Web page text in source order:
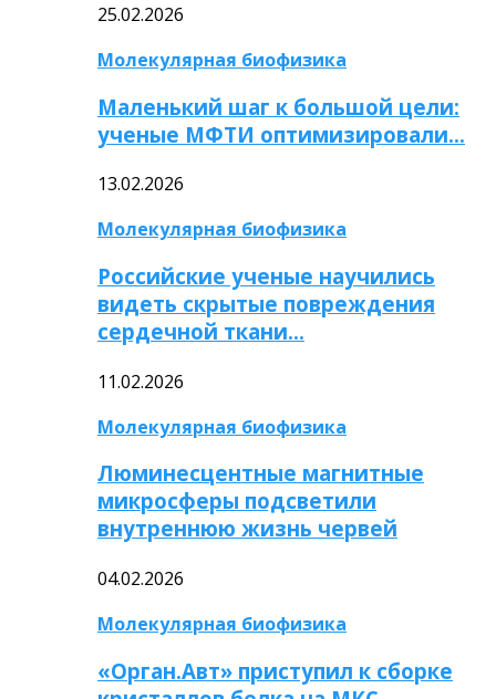
25.02.2026
Молекулярная биофизика
Маленький шаг к большой цели:
ученые МФТИ оптимизировали…
13.02.2026
Молекулярная биофизика
Российские ученые научились
видеть скрытые повреждения
сердечной ткани…
11.02.2026
Молекулярная биофизика
Люминесцентные магнитные
микросферы подсветили
внутреннюю жизнь червей
04.02.2026
Молекулярная биофизика
«Орган.Авт» приступил к сборке